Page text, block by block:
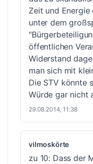
Zeit und
unter dem
öffentlichen
Widerstand
man sich mit
Die STV könnte
Würde gar nicht
29.08.2014, 11:38
vilmoskörte
zu 10: Dass der